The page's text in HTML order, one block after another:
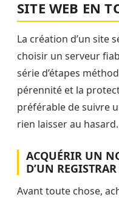
SITE WEB EN
La création d’un site
choisir un serveur
série d’étapes
pérennité et la
préférable de suivre
rien laisser au hasard.
ACQUÉRIR UN
D’UN
Avant toute chose,